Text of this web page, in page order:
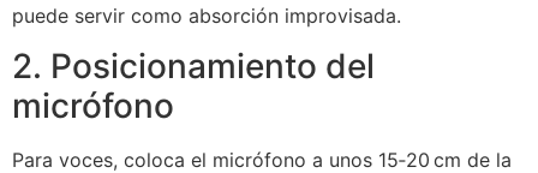
puede servir como absorción improvisada.
2. Posicionamiento del
micrófono
Para voces, coloca el micrófono a unos 15‑20 cm de la